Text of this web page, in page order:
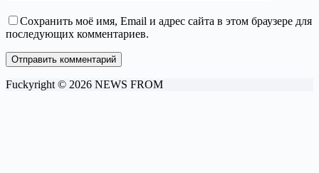
Сохранить моё имя, Email и адрес сайта в этом браузере для
последующих комментариев.
Отправить комментарий
Fuckyright © 2026 NEWS FROM